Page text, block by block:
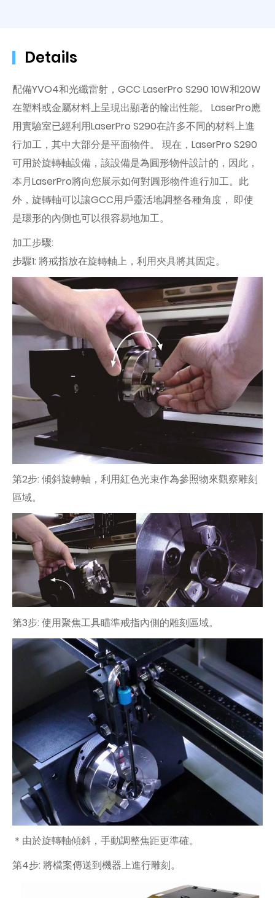
Details
配備YVO4和光纖雷射，GCC LaserPro S290 10W和20W
在塑料或金屬材料上呈現出顯著的輸出性能。 LaserPro應
用實驗室已經利用LaserPro S290在許多不同的材料上進
行加工，其中大部分是平面物件。 現在，LaserPro S290
可用於旋轉軸設備，該設備是為圓形物件設計的，因此，
本月LaserPro將向您展示如何對圓形物件進行加工。此
外，旋轉軸可以讓GCC用戶靈活地調整各種角度， 即使
是環形的內側也可以很容易地加工。
加工步驟:
步驟1: 將戒指放在旋轉軸上，利用夾具將其固定。
第2步: 傾斜旋轉軸，利用紅色光束作為參照物來觀察雕刻
區域。
第3步: 使用聚焦工具瞄準戒指內側的雕刻區域。
＊由於旋轉軸傾斜，手動調整焦距更準確。
第4步: 將檔案傳送到機器上進行雕刻。